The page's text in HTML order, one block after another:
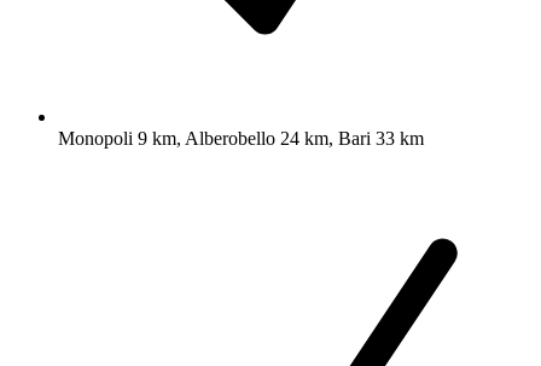
Monopoli 9 km, Alberobello 24 km, Bari 33 km